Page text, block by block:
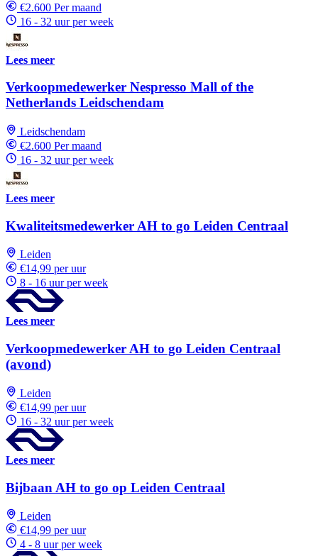
€2.600 Per maand
16 - 32 uur per week
Lees meer
Verkoopmedewerker Nespresso Mall of the
Netherlands Leidschendam
Leidschendam
€2.600 Per maand
16 - 32 uur per week
Lees meer
Kwaliteitsmedewerker AH to go Leiden Centraal
Leiden
€14,99 per uur
8 - 16 uur per week
Lees meer
Verkoopmedewerker AH to go Leiden Centraal
(avond)
Leiden
€14,99 per uur
16 - 32 uur per week
Lees meer
Bijbaan AH to go op Leiden Centraal
Leiden
€14,99 per uur
4 - 8 uur per week